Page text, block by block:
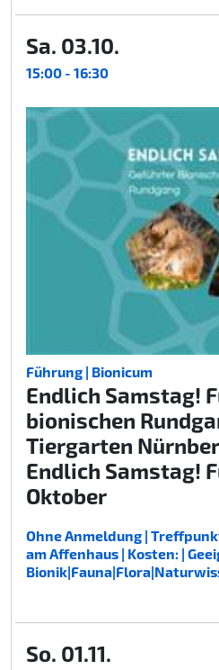
Sa. 03.10.
15:00 - 16:30
Führung | Bionicum
Endlich Samstag!
bionischen
Tiergarten
Endlich Samstag!
Oktober
Ohne Anmeldung |
am Affenhaus | Kosten: |
So. 01.11.